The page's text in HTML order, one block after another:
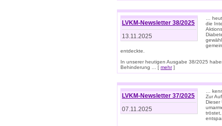
LVKM-Newsletter 38/2025
13.11.2025
…
die
entdeckte.
In unserer heutigen Ausgabe 38/2025
Behinderung ... [ mehr]
LVKM-Newsletter 37/2025
07.11.2025
…
Zur
Dieser